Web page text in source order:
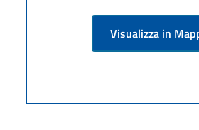
Visualizza in